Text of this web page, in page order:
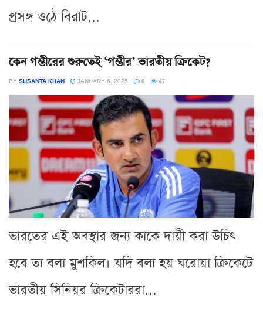
প্রসঙ্গ ওঠে বিরাট...
কেন গম্ভীরের শুরুতেই ‘গম্ভীর’ ভারতীয় ক্রিকেট?
BY SUSANTA KHAN JANUARY 6, 2025 0 47
ভারতের এই অবস্থার জন্য কাকে দায়ী করা উচিৎ
হবে তা বলা মুশকিল। যদি বলা হয় ঘরোয়া ক্রিকেটে
ভারতীয় সিনিয়র ক্রিকেটাররা...